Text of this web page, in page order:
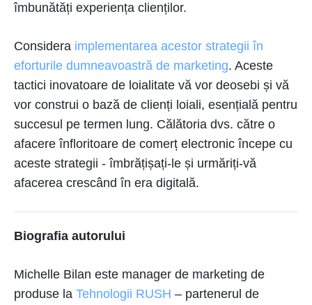
îmbunătăți experiența clienților.
Considera implementarea acestor strategii în
eforturile dumneavoastră de marketing. Aceste
tactici inovatoare de loialitate vă vor deosebi și vă
vor construi o bază de clienți loiali, esențială pentru
succesul pe termen lung. Călătoria dvs. către o
afacere înfloritoare de comerț electronic începe cu
aceste strategii - îmbrățișați-le și urmăriți-vă
afacerea crescând în era digitală.
Biografia autorului
Michelle Bilan este manager de marketing de
produse la Tehnologii RUSH – partenerul de